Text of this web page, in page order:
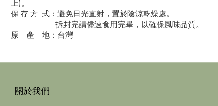
上)。
保 存 方 式：避免日光直射，置於陰涼乾燥處。
拆封完請儘速食用完畢，以確保風味品質。
原 產 地：台灣
關於我們